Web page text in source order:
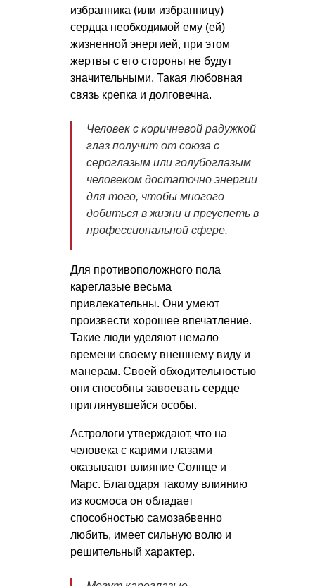
избранника (или избранницу)
сердца необходимой ему (ей)
жизненной энергией, при этом
жертвы с его стороны не будут
значительными. Такая любовная
связь крепка и долговечна.
Человек с коричневой радужкой
глаз получит от союза с
сероглазым или голубоглазым
человеком достаточно энергии
для того, чтобы многого
добиться в жизни и преуспеть в
профессиональной сфере.
Для противоположного пола
кареглазые весьма
привлекательны. Они умеют
произвести хорошее впечатление.
Такие люди уделяют немало
времени своему внешнему виду и
манерам. Своей обходительностью
они способны завоевать сердце
приглянувшейся особы.
Астрологи утверждают, что на
человека с карими глазами
оказывают влияние Солнце и
Марс. Благодаря такому влиянию
из космоса он обладает
способностью самозабвенно
любить, имеет сильную волю и
решительный характер.